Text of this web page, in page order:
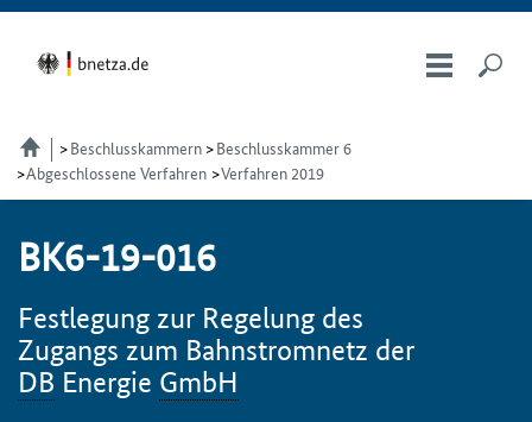
Beschlusskammern
Beschlusskammer 6
Abgeschlossene Verfahren Verfahren 2019
BK6-19-016
Festlegung zur Regelung des
Zugangs zum Bahnstromnetz der
DB Energie GmbH